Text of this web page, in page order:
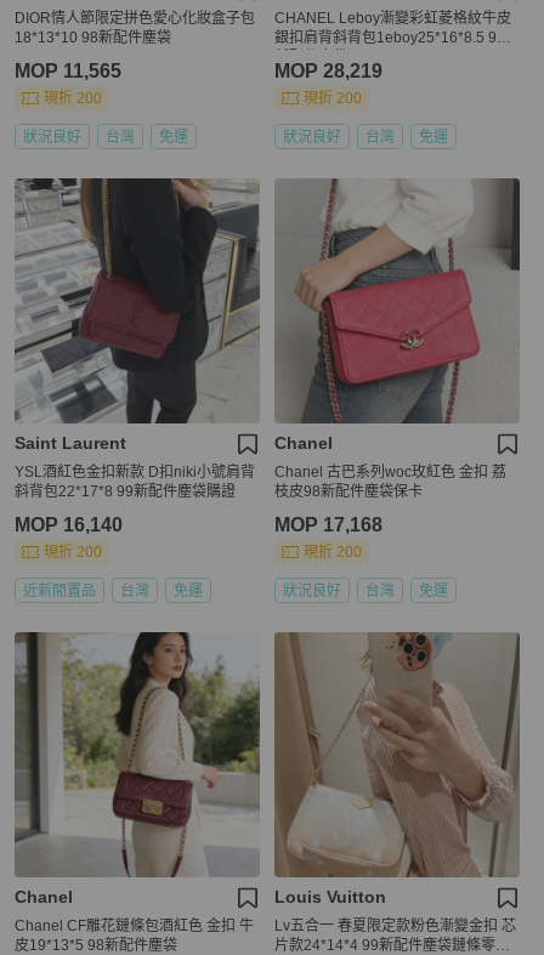
DIOR情人節限定拼色愛心化妝盒子包
18*13*10 98新配件塵袋
MOP 11,565
現折 200
狀況良好 台灣 免運
CHANEL Leboy漸變彩虹菱格紋牛皮
銀扣肩背斜背包1eboy25*16*8.5 98
MOP 28,219
現折 200
狀況良好 台灣 免運
Saint Laurent
YSL酒紅色金扣新款 D扣niki小號肩背
斜背包22*17*8 99新配件塵袋購證
MOP 16,140
現折 200
近新閒置品 台灣 免運
Chanel
Chanel 古巴系列woc玫紅色 金扣 荔
枝皮98新配件塵袋保卡
MOP 17,168
現折 200
狀況良好 台灣 免運
Chanel
Chanel CF雕花鏈條包酒紅色 金扣 牛
皮19*13*5 98新配件塵袋
Louis Vuitton
Lv五合一 春夏限定款粉色漸變金扣 芯
片款24*14*4 99新配件塵袋鏈條零錢